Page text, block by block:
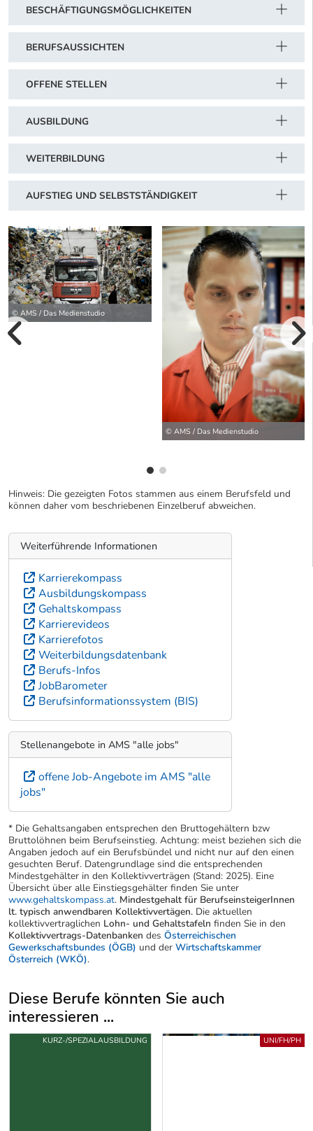
BESCHÄFTIGUNGSMÖGLICHKEITEN
BERUFSAUSSICHTEN
OFFENE STELLEN
AUSBILDUNG
WEITERBILDUNG
AUFSTIEG UND SELBSTSTÄNDIGKEIT
© AMS / Das Medienstudio
© AMS / Das Medienstudio
Hinweis: Die gezeigten Fotos stammen aus einem Berufsfeld und
können daher vom beschriebenen Einzelberuf abweichen.
Weiterführende Informationen
Karrierekompass
Ausbildungskompass
Gehaltskompass
Karrierevideos
Karrierefotos
Weiterbildungsdatenbank
Berufs-Infos
JobBarometer
Berufsinformationssystem (BIS)
Stellenangebote in AMS "alle jobs"
offene Job-Angebote im AMS "alle
jobs"
* Die Gehaltsangaben entsprechen den Bruttogehältern bzw
Bruttolöhnen beim Berufseinstieg. Achtung: meist beziehen sich die
Angaben jedoch auf ein Berufsbündel und nicht nur auf den einen
gesuchten Beruf. Datengrundlage sind die entsprechenden
Mindestgehälter in den Kollektivverträgen (Stand: 2025). Eine
Übersicht über alle Einstiegsgehälter finden Sie unter
www.gehaltskompass.at. Mindestgehalt für BerufseinsteigerInnen
lt. typisch anwendbaren Kollektivvertägen. Die aktuellen
kollektivvertraglichen Lohn- und Gehaltstafeln finden Sie in den
Kollektivvertrags-Datenbanken des Österreichischen
Gewerkschaftsbundes (ÖGB) und der Wirtschaftskammer
Österreich (WKÖ).
Diese Berufe könnten Sie auch
interessieren ...
Uber weitere Berufsvorschläge
KURZ-/SPEZIALAUSBILDUNG UNI/FH/PH